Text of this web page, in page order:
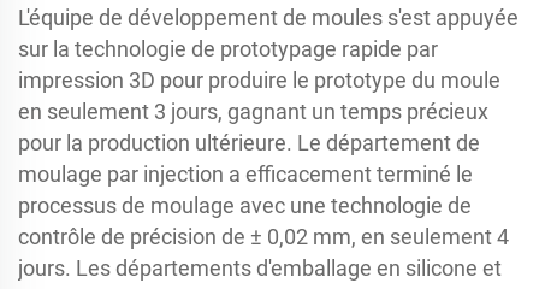
L'équipe de développement de moules s'est appuyée
sur la technologie de prototypage rapide par
impression 3D pour produire le prototype du moule
en seulement 3 jours, gagnant un temps précieux
pour la production ultérieure. Le département de
moulage par injection a efficacement terminé le
processus de moulage avec une technologie de
contrôle de précision de ± 0,02 mm, en seulement 4
jours. Les départements d'emballage en silicone et